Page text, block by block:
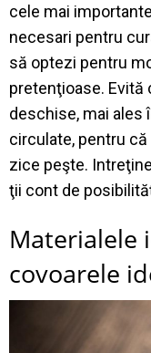
cele mai
necesari pentru
să optezi pentru
pretenţioase. Evită
deschise, mai ales
circulate, pentru
zice peşte.
ţii cont de
Materialele
covoarele